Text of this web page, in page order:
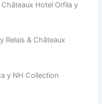
Châteaux Hotel Orfila y
Relais & Châteaux
y NH Collection